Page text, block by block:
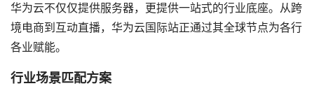
华为云不仅仅提供服务器，更提供一站式的行业底座。从跨
境电商到互动直播，华为云国际站正通过其全球节点为各行
各业赋能。
行业场景匹配方案